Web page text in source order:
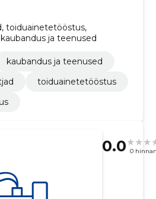
toiduainetetööstus,
ja teenused
kaubandus ja teenused
toiduainetetööstus
0.0 0